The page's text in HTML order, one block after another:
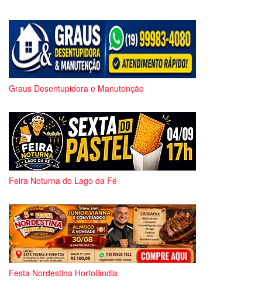
Graus Desentupidora e Manutenção
Feira Noturna do Lago da Fé
Festa Nordestina Hortolândia